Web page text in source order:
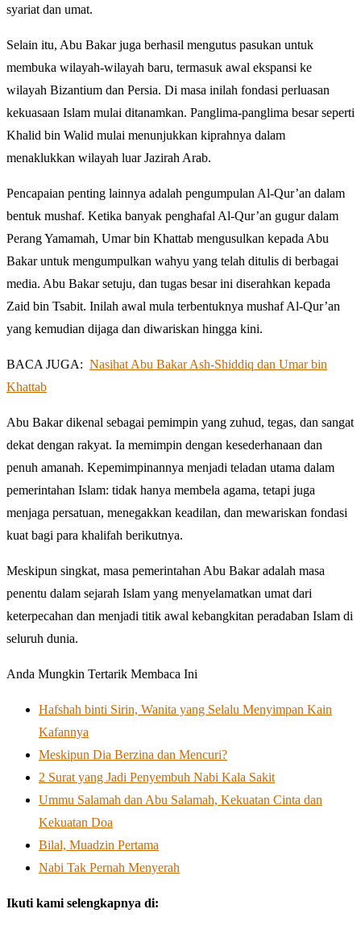
syariat dan umat.
Selain itu, Abu Bakar juga berhasil mengutus pasukan untuk
membuka wilayah-wilayah baru, termasuk awal ekspansi ke
wilayah Bizantium dan Persia. Di masa inilah fondasi perluasan
kekuasaan Islam mulai ditanamkan. Panglima-panglima besar seperti
Khalid bin Walid mulai menunjukkan kiprahnya dalam
menaklukkan wilayah luar Jazirah Arab.
Pencapaian penting lainnya adalah pengumpulan Al-Qur’an dalam
bentuk mushaf. Ketika banyak penghafal Al-Qur’an gugur dalam
Perang Yamamah, Umar bin Khattab mengusulkan kepada Abu
Bakar untuk mengumpulkan wahyu yang telah ditulis di berbagai
media. Abu Bakar setuju, dan tugas besar ini diserahkan kepada
Zaid bin Tsabit. Inilah awal mula terbentuknya mushaf Al-Qur’an
yang kemudian dijaga dan diwariskan hingga kini.
BACA JUGA: Nasihat Abu Bakar Ash-Shiddiq dan Umar bin
Khattab
Abu Bakar dikenal sebagai pemimpin yang zuhud, tegas, dan sangat
dekat dengan rakyat. Ia memimpin dengan kesederhanaan dan
penuh amanah. Kepemimpinannya menjadi teladan utama dalam
pemerintahan Islam: tidak hanya membela agama, tetapi juga
menjaga persatuan, menegakkan keadilan, dan mewariskan fondasi
kuat bagi para khalifah berikutnya.
Meskipun singkat, masa pemerintahan Abu Bakar adalah masa
penentu dalam sejarah Islam yang menyelamatkan umat dari
keterpecahan dan menjadi titik awal kebangkitan peradaban Islam di
seluruh dunia.
Anda Mungkin Tertarik Membaca Ini
Hafshah binti Sirin, Wanita yang Selalu Menyimpan Kain
Kafannya
Meskipun Dia Berzina dan Mencuri?
2 Surat yang Jadi Penyembuh Nabi Kala Sakit
Ummu Salamah dan Abu Salamah, Kekuatan Cinta dan
Kekuatan Doa
Bilal, Muadzin Pertama
Nabi Tak Pernah Menyerah
Ikuti kami selengkapnya di: